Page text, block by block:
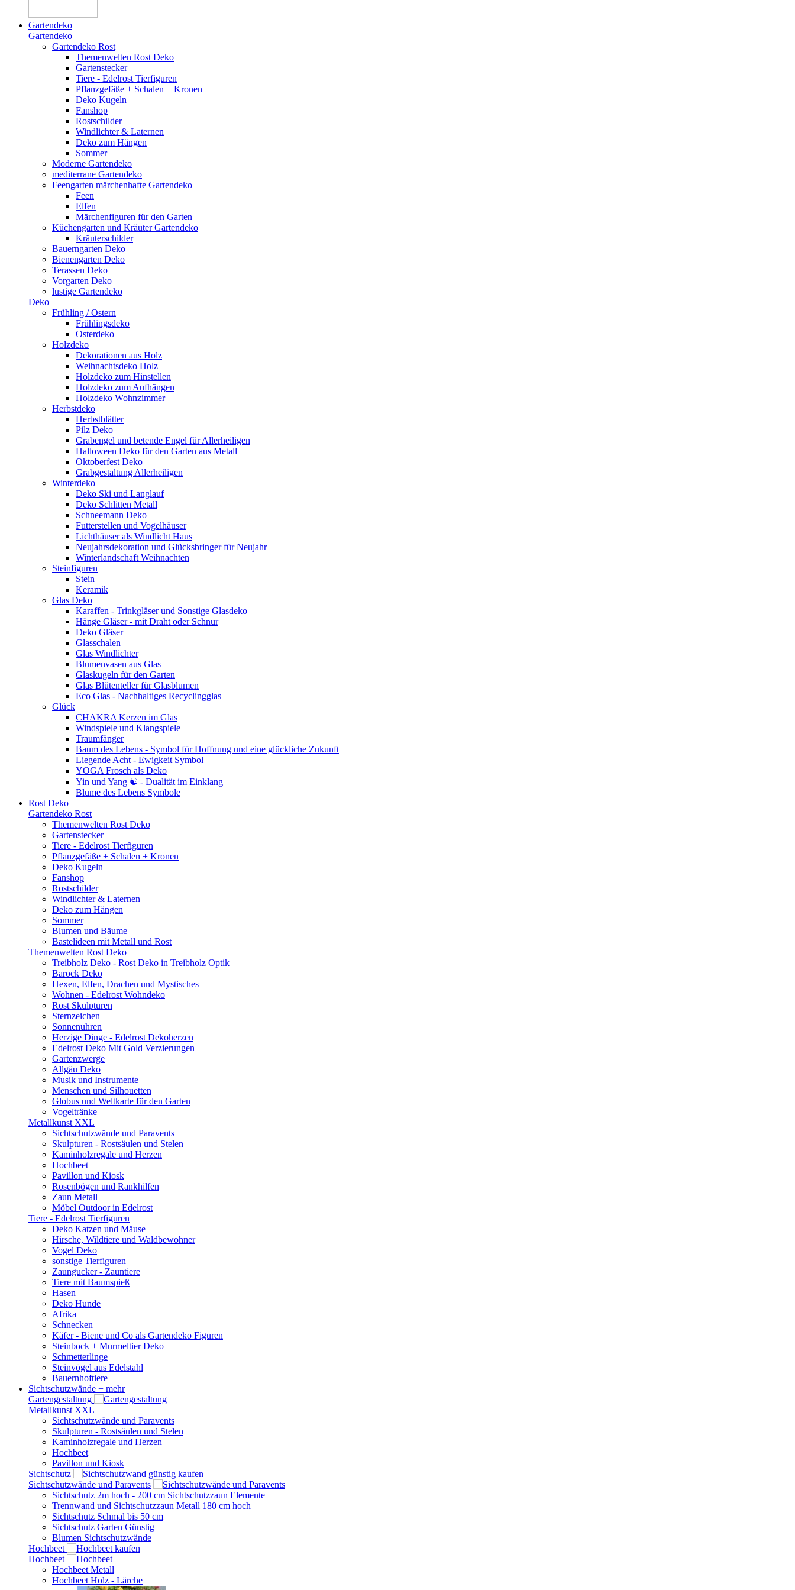
Gartendeko
Gartendeko
Gartendeko Rost
Themenwelten Rost Deko
Gartenstecker
Tiere - Edelrost Tierfiguren
Pflanzgefäße + Schalen + Kronen
Deko Kugeln
Fanshop
Rostschilder
Windlichter & Laternen
Deko zum Hängen
Sommer
Moderne Gartendeko
mediterrane Gartendeko
Feengarten märchenhafte Gartendeko
Feen
Elfen
Märchenfiguren für den Garten
Küchengarten und Kräuter Gartendeko
Kräuterschilder
Bauerngarten Deko
Bienengarten Deko
Terassen Deko
Vorgarten Deko
lustige Gartendeko
Deko
Frühling / Ostern
Frühlingsdeko
Osterdeko
Holzdeko
Dekorationen aus Holz
Weihnachtsdeko Holz
Holzdeko zum Hinstellen
Holzdeko zum Aufhängen
Holzdeko Wohnzimmer
Herbstdeko
Herbstblätter
Pilz Deko
Grabengel und betende Engel für Allerheiligen
Halloween Deko für den Garten aus Metall
Oktoberfest Deko
Grabgestaltung Allerheiligen
Winterdeko
Deko Ski und Langlauf
Deko Schlitten Metall
Schneemann Deko
Futterstellen und Vogelhäuser
Lichthäuser als Windlicht Haus
Neujahrsdekoration und Glücksbringer für Neujahr
Winterlandschaft Weihnachten
Steinfiguren
Stein
Keramik
Glas Deko
Karaffen - Trinkgläser und Sonstige Glasdeko
Hänge Gläser - mit Draht oder Schnur
Deko Gläser
Glasschalen
Glas Windlichter
Blumenvasen aus Glas
Glaskugeln für den Garten
Glas Blütenteller für Glasblumen
Eco Glas - Nachhaltiges Recyclingglas
Glück
CHAKRA Kerzen im Glas
Windspiele und Klangspiele
Traumfänger
Baum des Lebens - Symbol für Hoffnung und eine glückliche Zukunft
Liegende Acht - Ewigkeit Symbol
YOGA Frosch als Deko
Yin und Yang ☯ - Dualität im Einklang
Blume des Lebens Symbole
Rost Deko
Gartendeko Rost
Themenwelten Rost Deko
Gartenstecker
Tiere - Edelrost Tierfiguren
Pflanzgefäße + Schalen + Kronen
Deko Kugeln
Fanshop
Rostschilder
Windlichter & Laternen
Deko zum Hängen
Sommer
Blumen und Bäume
Bastelideen mit Metall und Rost
Themenwelten Rost Deko
Treibholz Deko - Rost Deko in Treibholz Optik
Barock Deko
Hexen, Elfen, Drachen und Mystisches
Wohnen - Edelrost Wohndeko
Rost Skulpturen
Sternzeichen
Sonnenuhren
Herzige Dinge - Edelrost Dekoherzen
Edelrost Deko Mit Gold Verzierungen
Gartenzwerge
Allgäu Deko
Musik und Instrumente
Menschen und Silhouetten
Globus und Weltkarte für den Garten
Vogeltränke
Metallkunst XXL
Sichtschutzwände und Paravents
Skulpturen - Rostsäulen und Stelen
Kaminholzregale und Herzen
Hochbeet
Pavillon und Kiosk
Rosenbögen und Rankhilfen
Zaun Metall
Möbel Outdoor in Edelrost
Tiere - Edelrost Tierfiguren
Deko Katzen und Mäuse
Hirsche, Wildtiere und Waldbewohner
Vogel Deko
sonstige Tierfiguren
Zaungucker - Zauntiere
Tiere mit Baumspieß
Hasen
Deko Hunde
Afrika
Schnecken
Käfer - Biene und Co als Gartendeko Figuren
Steinbock + Murmeltier Deko
Schmetterlinge
Steinvögel aus Edelstahl
Bauernhoftiere
Sichtschutzwände + mehr
Gartengestaltung
Metallkunst XXL
Sichtschutzwände und Paravents
Skulpturen - Rostsäulen und Stelen
Kaminholzregale und Herzen
Hochbeet
Pavillon und Kiosk
Sichtschutz
Sichtschutzwände und Paravents
Sichtschutz 2m hoch - 200 cm Sichtschutzzaun Elemente
Trennwand und Sichtschutzzaun Metall 180 cm hoch
Sichtschutz Schmal bis 50 cm
Sichtschutz Garten Günstig
Blumen Sichtschutzwände
Hochbeet
Hochbeet
Hochbeet Metall
Hochbeet Holz - Lärche